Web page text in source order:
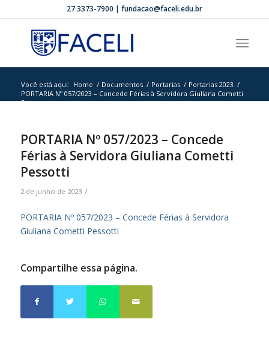
27 3373-7900 | fundacao@faceli.edu.br
Você está aqui: Home / Documentos / Portarias / Portarias 2023 /
PORTARIA Nº 057/2023 – Concede Férias à Servidora Giuliana Cometti
Pess...
PORTARIA Nº 057/2023 – Concede
Férias à Servidora Giuliana Cometti
Pessotti
2 de junho de 2023 /
PORTARIA Nº 057/2023 – Concede Férias à Servidora
Giuliana Cometti Pessotti
Compartilhe essa página.